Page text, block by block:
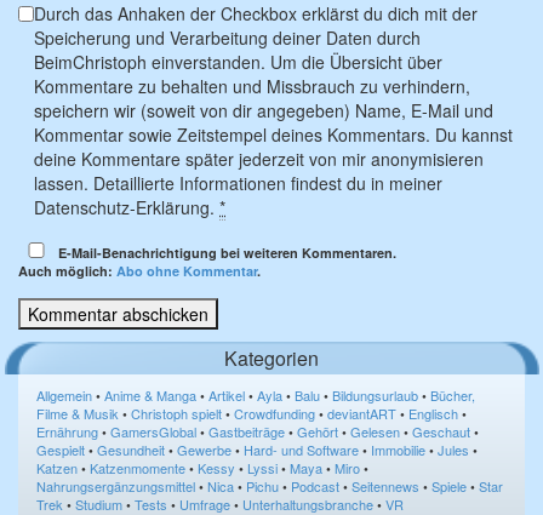
Durch das Anhaken der Checkbox erklärst du dich mit der
Speicherung und Verarbeitung deiner Daten durch
BeimChristoph einverstanden. Um die Übersicht über
Kommentare zu behalten und Missbrauch zu verhindern,
speichern wir (soweit von dir angegeben) Name, E-Mail und
Kommentar sowie Zeitstempel deines Kommentars. Du kannst
deine Kommentare später jederzeit von mir anonymisieren
lassen. Detaillierte Informationen findest du in meiner
Datenschutz-Erklärung. *
E-Mail-Benachrichtigung bei weiteren Kommentaren.
Auch möglich: Abo ohne Kommentar.
Kategorien
Allgemein•Anime & Manga•Artikel•Ayla•Balu•Bildungsurlaub•Bücher,
Filme & Musik •Christoph spielt•Crowdfunding•deviantART• Englisch•
Ernährung•GamersGlobal•Gastbeiträge•Gehört•Gelesen•Geschaut•
Gespielt•Gesundheit•Gewerbe• Hard- und Software• Immobilie•Jules •
Katzen•Katzenmomente•Kessy • Lyssi•Maya•Miro•
Nahrungsergänzungsmittel•Nica• Pichu• Podcast•Seitennews •Spiele•Star
Trek •Studium•Tests • Umfrage• Unterhaltungsbranche•VR